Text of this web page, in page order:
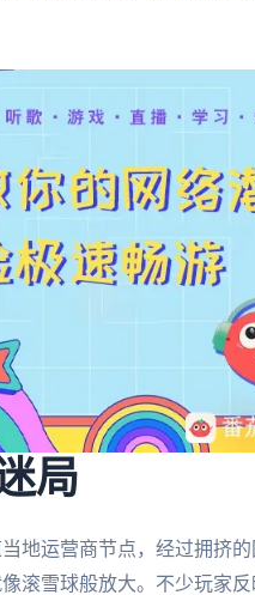
局
地运营商节点，经过拥挤
滚雪球般放大。不少玩家